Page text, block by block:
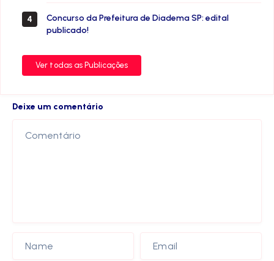
4
Concurso da Prefeitura de Diadema SP: edital
publicado!
Ver todas as Publicações
Deixe um comentário